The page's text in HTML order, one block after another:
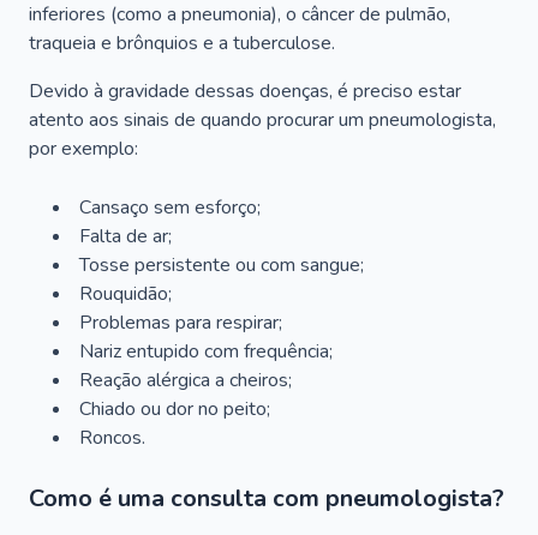
inferiores (como a pneumonia), o câncer de pulmão,
traqueia e brônquios e a tuberculose.
Devido à gravidade dessas doenças, é preciso estar
atento aos sinais de quando procurar um pneumologista,
por exemplo:
Cansaço sem esforço;
Falta de ar;
Tosse persistente ou com sangue;
Rouquidão;
Problemas para respirar;
Nariz entupido com frequência;
Reação alérgica a cheiros;
Chiado ou dor no peito;
Roncos.
Como é uma consulta com pneumologista?